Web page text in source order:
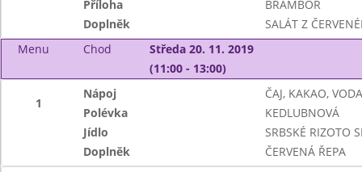
Příloha
BRAMBOR
Doplněk
SALÁT Z
Menu
Chod
Středa 20. 11. 2019
(11:00 - 13:00)
1
Nápoj
ČAJ, KAKAO, VODA
Polévka
KEDLUBNOVÁ
Jídlo
SRBSKÉ RIZOTO
Doplněk
ČERVENÁ ŘEPA